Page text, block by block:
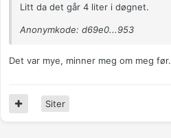
Litt da det går 4 liter i døgnet.
Anonymkode: d69e0...953
Det var mye, minner meg om meg før.
Siter